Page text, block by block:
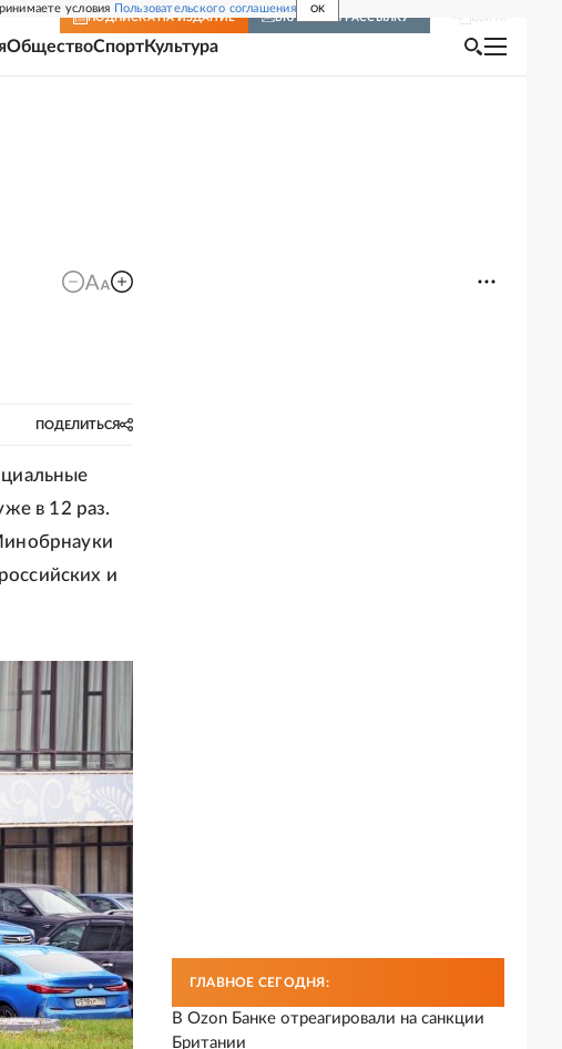
условия Пользовательского соглашения OK
ПОДПИСКА НА ИЗДАНИЕ ВКЛЮЧИТЬ РАССЫЛКУ
ОбществоСпортКультура
ПОДЕЛИТЬСЯ
в 12 раз.
и
ГЛАВНОЕ СЕГОДНЯ:
В Ozon Банке отреагировали на санкции
Британии